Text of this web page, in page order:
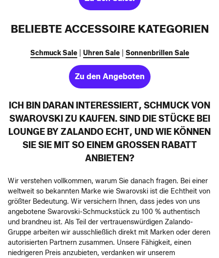
BELIEBTE ACCESSOIRE KATEGORIEN
Schmuck Sale| Uhren Sale| Sonnenbrillen Sale
Zu den Angeboten
ICH BIN DARAN INTERESSIERT, SCHMUCK VON
SWAROVSKI ZU KAUFEN. SIND DIE STÜCKE BEI
LOUNGE BY ZALANDO ECHT, UND WIE KÖNNEN
SIE SIE MIT SO EINEM GROSSEN RABATT A
NBIETEN?
Wir verstehen vollkommen, warum Sie danach fragen. Bei einer
weltweit so bekannten Marke wie Swarovski ist die Echtheit von
größter Bedeutung. Wir versichern Ihnen, dass jedes von uns
angebotene Swarovski-Schmuckstück zu 100 % authentisch
und brandneu ist. Als Teil der vertrauenswürdigen Zalando-
Gruppe arbeiten wir ausschließlich direkt mit Marken oder deren
autorisierten Partnern zusammen. Unsere Fähigkeit, einen
niedrigeren Preis anzubieten, verdanken wir unserem